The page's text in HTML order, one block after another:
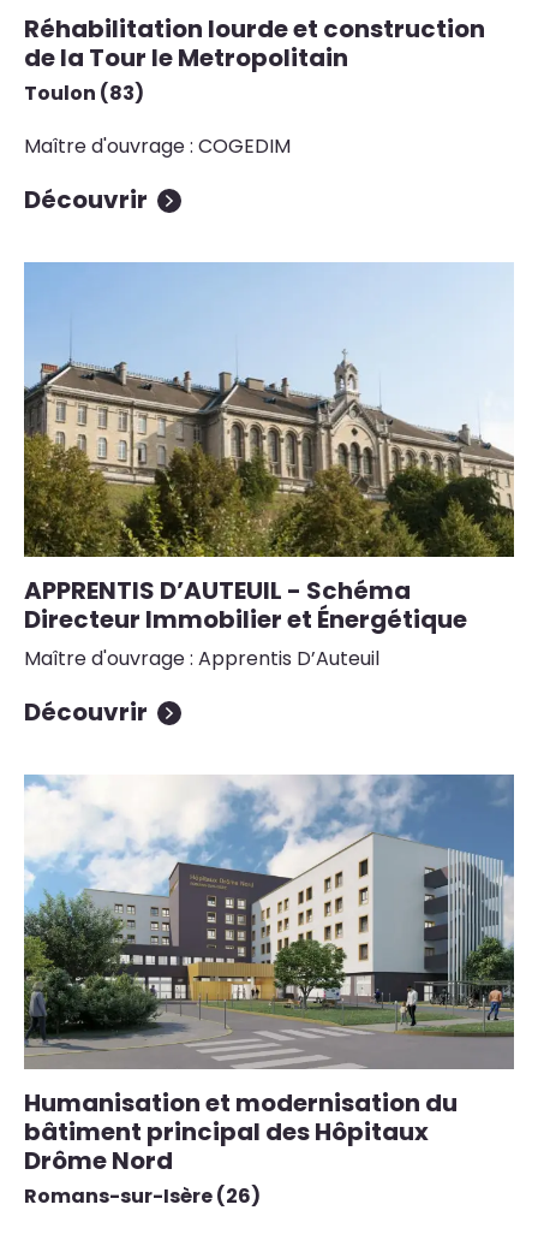
Réhabilitation lourde et construction
de la Tour le Metropolitain
Toulon (83)
Maître d'ouvrage : COGEDIM
Découvrir
APPRENTIS D’AUTEUIL - Schéma
Directeur Immobilier et Énergétique
Maître d'ouvrage : Apprentis D’Auteuil
Découvrir
Humanisation et modernisation du
bâtiment principal des Hôpitaux
Drôme Nord
Romans-sur-Isère (26)